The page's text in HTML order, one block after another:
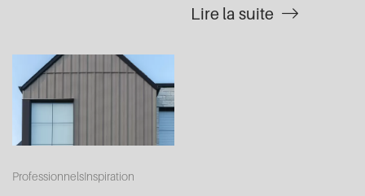
Lire la suite
ProfessionnelsInspiration